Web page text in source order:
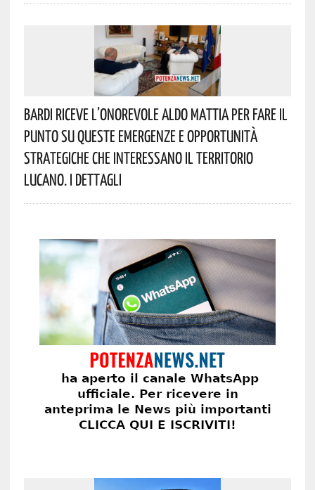
Bardi Riceve L’onorevole Aldo Mattia Per Fare Il
Punto Su Queste Emergenze E Opportunità
Strategiche Che Interessano Il Territorio
Lucano. I Dettagli